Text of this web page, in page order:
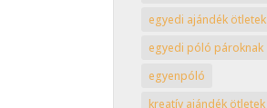
egyedi ajándék ötletek
egyedi póló pároknak
egyenpóló
kreatív ajándék ötletek